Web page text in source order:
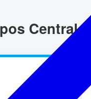
Centrales